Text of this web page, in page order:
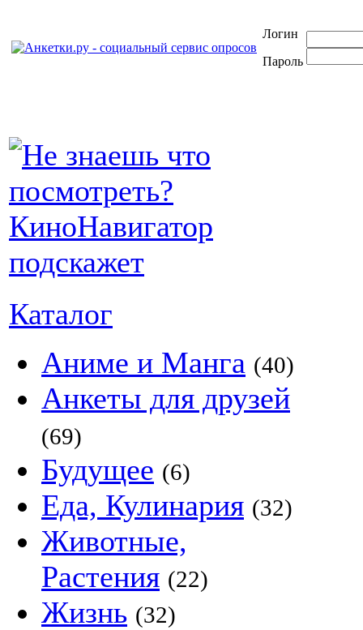
Логин
Пароль
Каталог
Аниме и Манга (40)
Анкеты для друзей
(69)
Будущее (6)
Еда, Кулинария (32)
Животные,
Растения (22)
Жизнь (32)